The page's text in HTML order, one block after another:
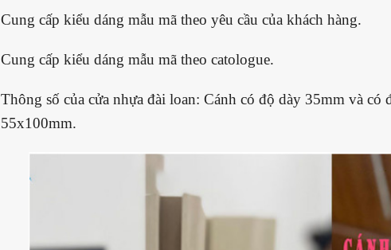
Cung cấp kiểu dáng mẫu mã theo yêu cầu của khách hàng.
Cung cấp kiểu dáng mẫu mã theo catologue.
Thông số của cửa nhựa đài loan: Cánh có độ dày 35mm và
55x100mm.